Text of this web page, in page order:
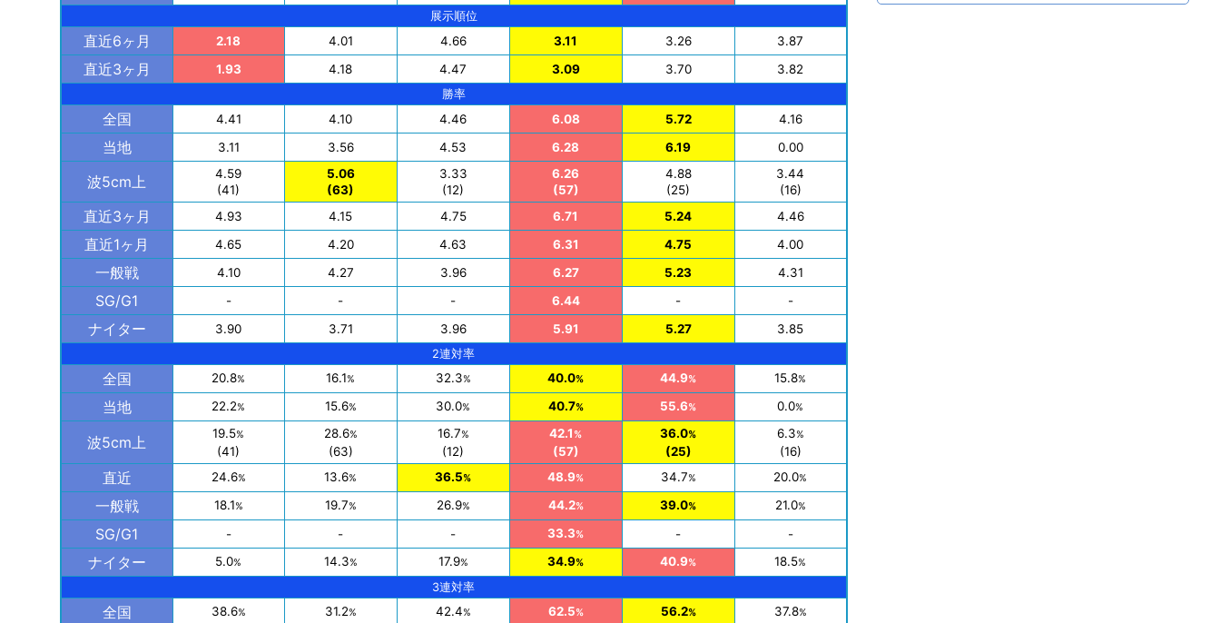
展示順位
直近6ヶ月 2.18 4.01 4.66 3.11 3.26 3.87
直近3ヶ月 1.93 4.18 4.47 3.09 3.70 3.82
勝率
全国 4.41 4.10 4.46 6.08 5.72 4.16
当地 3.11 3.56 4.53 6.28 6.19 0.00
波5cm上
4.59
(41)
5.06
(63)
3.33
(12)
6.26
(57)
4.88
(25)
3.44
(16)
直近3ヶ月 4.93 4.15 4.75 6.71 5.24 4.46
直近1ヶ月 4.65 4.20 4.63 6.31 4.75 4.00
一般戦 4.10 4.27 3.96 6.27 5.23 4.31
SG/G1 - - - 6.44 - -
ナイター 3.90 3.71 3.96 5.91 5.27 3.85
2連対率
全国 20.8% 16.1% 32.3% 40.0% 44.9% 15.8%
当地 22.2% 15.6% 30.0% 40.7% 55.6% 0.0%
波5cm上 19.5%
(41)
28.6%
(63)
16.7%
(12)
42.1 %
(57)
36.0%
(25)
6.3%
(16)
直近 24.6% 13.6% 36.5% 48.9% 34.7% 20.0%
一般戦 18.1% 19.7% 26.9% 44.2% 39.0% 21.0%
SG/G1 - - - 33.3% - -
ナイター 5.0% 14.3% 17.9% 34.9% 40.9% 18.5%
3連対率
全国 38.6% 31.2% 42.4% 62.5% 56.2% 37.8%